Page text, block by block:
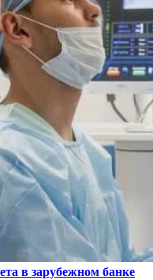
в зарубежном банке